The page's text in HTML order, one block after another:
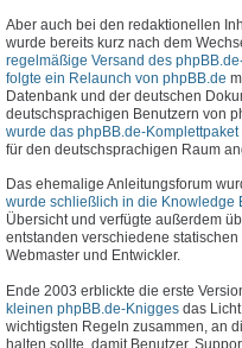
Aber auch bei den redaktionellen
wurde bereits kurz nach dem
regelmäßige Versand des
folgte ein Relaunch von phpBB.de
Datenbank und der deutschen
deutschsprachigen Benutzern von
wurde das phpBB.de-
für den deutschsprachigen Raum
Das ehemalige Anleitungsforum
wurde schließlich in die Knowledge
Übersicht und verfügte außerdem
entstanden verschiedene
Webmaster und Entwickler.
Ende 2003 erblickte die erste
kleinen phpBB.de-Knigges das
wichtigsten Regeln zusammen, an
halten sollte, damit Benutzer,